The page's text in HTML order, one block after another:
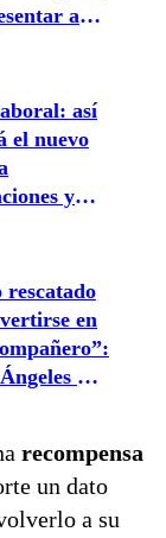
a
así
el nuevo
y
en
de
recompensa
un dato
a su